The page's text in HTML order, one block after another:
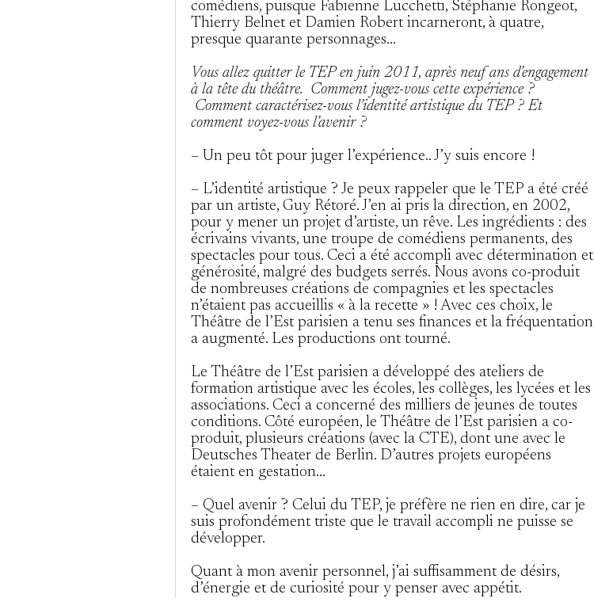
comédiens, puisque Fabienne Lucchetti, Stéphanie Rongeot,
Thierry Belnet et Damien Robert incarneront, à quatre,
presque quarante personnages…
Vous allez quitter le TEP en juin 2011, après neuf ans d’engagement
à la tête du théâtre. Comment jugez-vous cette expérience ?
Comment caractérisez-vous l’identité artistique du TEP ? Et
comment voyez-vous l’avenir ?
– Un peu tôt pour juger l’expérience.. J’y suis encore !
– L’identité artistique ? Je peux rappeler que le TEP a été créé
par un artiste, Guy Rétoré. J’en ai pris la direction, en 2002,
pour y mener un projet d’artiste, un rêve. Les ingrédients : des
écrivains vivants, une troupe de comédiens permanents, des
spectacles pour tous. Ceci a été accompli avec détermination et
générosité, malgré des budgets serrés. Nous avons co-produit
de nombreuses créations de compagnies et les spectacles
n’étaient pas accueillis « à la recette » ! Avec ces choix, le
Théâtre de l’Est parisien a tenu ses finances et la fréquentation
a augmenté. Les productions ont tourné.
Le Théâtre de l’Est parisien a développé des ateliers de
formation artistique avec les écoles, les collèges, les lycées et les
associations. Ceci a concerné des milliers de jeunes de toutes
conditions. Côté européen, le Théâtre de l’Est parisien a co-
produit, plusieurs créations (avec la CTE), dont une avec le
Deutsches Theater de Berlin. D’autres projets européens
étaient en gestation…
– Quel avenir ? Celui du TEP, je préfère ne rien en dire, car je
suis profondément triste que le travail accompli ne puisse se
développer.
Quant à mon avenir personnel, j’ai suffisamment de désirs,
d’énergie et de curiosité pour y penser avec appétit.